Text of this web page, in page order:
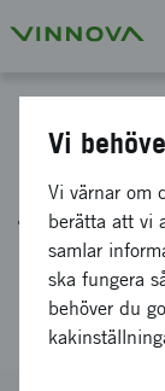
Nya
Vi
Vi värnar om
berätta att vi
samlar
ska fungera
behöver du